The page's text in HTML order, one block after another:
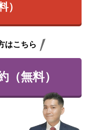
）
はこちら
（無料）